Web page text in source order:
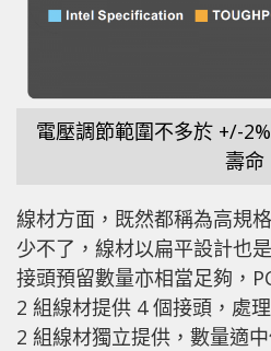
電壓調節範圍不多於 +/-
壽命
線材方面，既然都稱為高規
少不了，線材以扁平設計也
接頭預留數量亦相當足夠，
2 組線材提供 4 個接頭，處
2 組線材獨立提供，數量適